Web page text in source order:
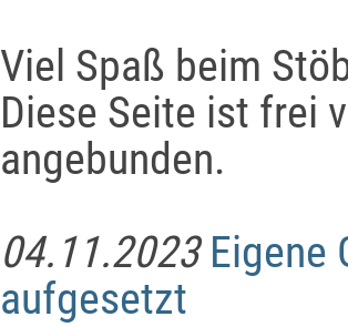
Viel Spaß beim
Diese Seite ist frei
angebunden.
04.11.2023 Eigene
aufgesetzt